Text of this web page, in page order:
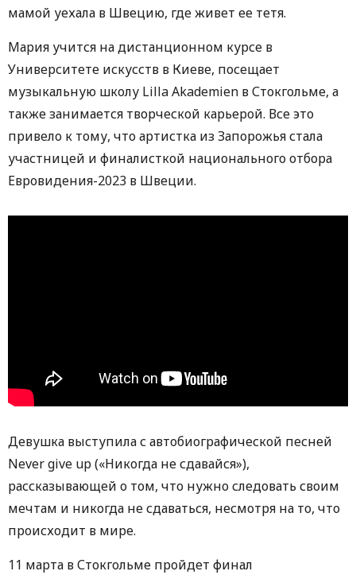
мамой уехала в Швецию, где живет ее тетя.
Мария учится на дистанционном курсе в
Университете искусств в Киеве, посещает
музыкальную школу Lilla Akademien в Стокгольме, а
также занимается творческой карьерой. Все это
привело к тому, что артистка из Запорожья стала
участницей и финалисткой национального отбора
Евровидения-2023 в Швеции.
Девушка выступила с автобиографической песней
Never give up («Никогда не сдавайся»),
рассказывающей о том, что нужно следовать своим
мечтам и никогда не сдаваться, несмотря на то, что
происходит в мире.
11 марта в Стокгольме пройдет финал